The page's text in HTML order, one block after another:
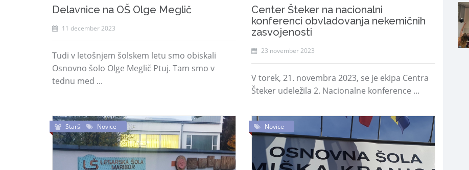
Delavnice na OŠ Olge Meglič
11 december 2023
Tudi v letošnjem šolskem letu smo obiskali
Osnovno šolo Olge Meglič Ptuj. Tam smo v
tednu med ...
Center Šteker na nacionalni
konferenci obvladovanja nekemičnih
zasvojenosti
23 november 2023
V torek, 21. novembra 2023, se je ekipa Centra
Šteker udeležila 2. Nacionalne konference ...
Starši Novice Novice